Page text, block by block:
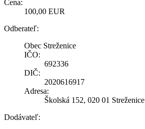
Cena:
100,00 EUR
Odberateľ:
Obec Streženice
IČO:
692336
DIČ:
2020616917
Adresa:
Školská 152, 020 01 Streženice
Dodávateľ: